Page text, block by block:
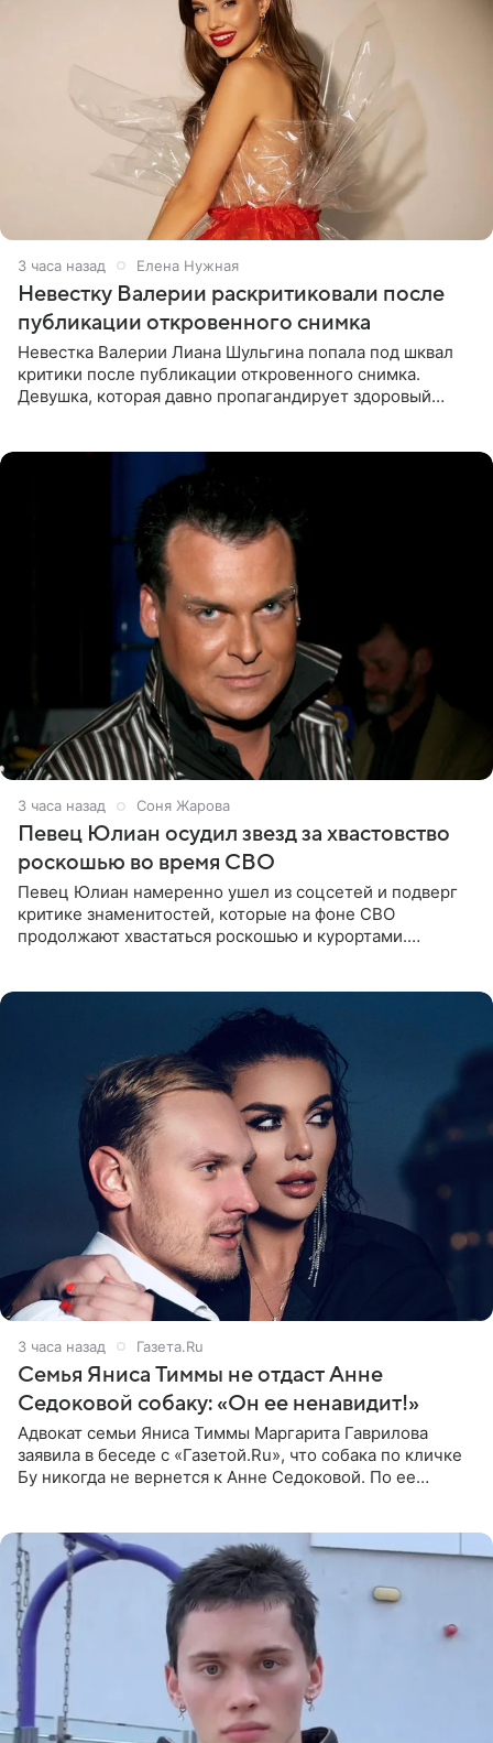
3 часа назад Елена Нужная
Невестку Валерии раскритиковали после
публикации откровенного снимка
Невестка Валерии Лиана Шульгина попала под шквал
критики после публикации откровенного снимка.
Девушка, которая давно пропагандирует здоровый
3 часа назад Соня Жарова
Певец Юлиан осудил звезд за хвастовство
роскошью во время СВО
Певец Юлиан намеренно ушел из соцсетей и подверг
критике знаменитостей, которые на фоне СВО
продолжают хвастаться роскошью и курортами.
3 часа назад Газета.Ru
Семья Яниса Тиммы не отдаст Анне
Седоковой собаку: «Он ее ненавидит!»
Адвокат семьи Яниса Тиммы Маргарита Гаврилова
заявила в беседе с «Газетой.Ru», что собака по кличке
Бу никогда не вернется к Анне Седоковой. По ее